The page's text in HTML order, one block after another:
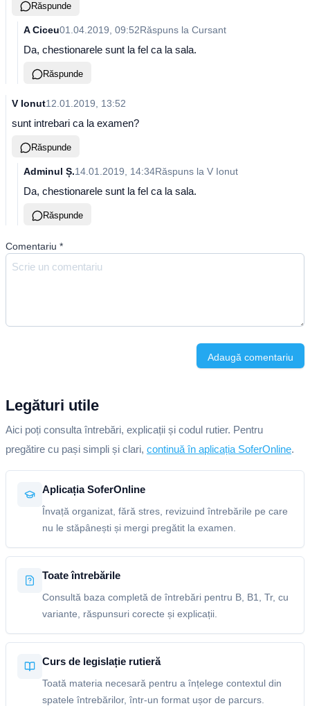
Răspunde
A Ciceu01.04.2019, 09:52Răspuns la Cursant
Da, chestionarele sunt la fel ca la sala.
Răspunde
V Ionut12.01.2019, 13:52
sunt intrebari ca la examen?
Răspunde
Adminul Ș.14.01.2019, 14:34Răspuns la V Ionut
Da, chestionarele sunt la fel ca la sala.
Răspunde
Comentariu *
Adaugă comentariu
Legături utile
Aici poți consulta întrebări, explicații și codul rutier. Pentru
pregătire cu pași simpli și clari, continuă în aplicația SoferOnline.
Aplicația SoferOnline
Învață organizat, fără stres, revizuind întrebările pe care
nu le stăpânești și mergi pregătit la examen.
Toate întrebările
Consultă baza completă de întrebări pentru B, B1, Tr, cu
variante, răspunsuri corecte și explicații.
Curs de legislație rutieră
Toată materia necesară pentru a înțelege contextul din
spatele întrebărilor, într-un format ușor de parcurs.